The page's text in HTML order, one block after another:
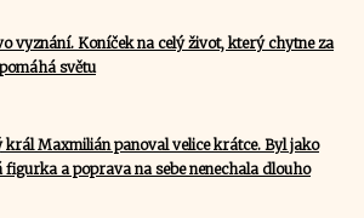
vyznání. Koníček na celý život, který chytne za
světu
král Maxmilián panoval velice krátce. Byl jako
figurka a poprava na sebe nenechala dlouho